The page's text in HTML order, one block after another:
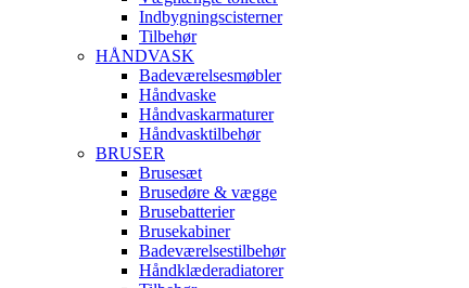
Indbygningscisterner
Tilbehør
HÅNDVASK
Badeværelsesmøbler
Håndvaske
Håndvaskarmaturer
Håndvasktilbehør
BRUSER
Brusesæt
Brusedøre & vægge
Brusebatterier
Brusekabiner
Badeværelsestilbehør
Håndklæderadiatorer